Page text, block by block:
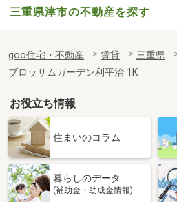
三重県津市の不動産を探す
goo住宅・不動産 賃貸 三重県
ブロッサムガーデン利平治 1K
お役立ち情報
住まいのコラム
暮らしのデータ
(補助金・助成金情報)